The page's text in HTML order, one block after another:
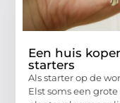
Een huis
starters
Als starter op de
Elst soms een